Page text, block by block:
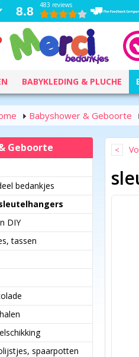
8.8 483 reviews
BABYKLEDING & PLUCHE
Babyshower & Geboorte
Geboorte
bedankjes
DIY
tassen
spaarpotten